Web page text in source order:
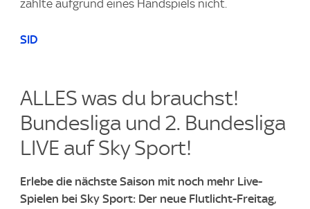
zählte aufgrund eines Handspiels nicht.
SID
ALLES was du brauchst!
Bundesliga und 2. Bundesliga
LIVE auf Sky Sport!
Erlebe die nächste Saison mit noch mehr Live-
Spielen bei Sky Sport: Der neue Flutlicht-Freitag,